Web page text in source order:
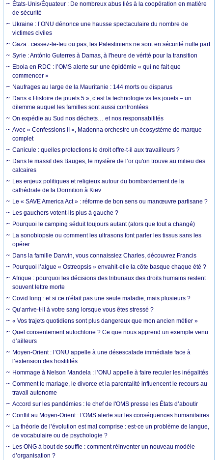
États-Unis/Équateur : De nombreux abus liés à la coopération en matière
de sécurité
Ukraine : l’ONU dénonce une hausse spectaculaire du nombre de
victimes civiles
Gaza : cessez-le-feu ou pas, les Palestiniens ne sont en sécurité nulle part
Syrie : António Guterres à Damas, à l'heure de vérité pour la transition
Ebola en RDC : l’OMS alerte sur une épidémie « qui ne fait que
commencer »
Naufrages au large de la Mauritanie : 144 morts ou disparus
Dans « Histoire de jouets 5 », c’est la technologie vs les jouets – un
dilemme auquel les familles sont aussi confrontées
On expédie au Sud nos déchets… et nos responsabilités
Avec « Confessions II », Madonna orchestre un écosystème de marque
complet
Canicule : quelles protections le droit offre-t-il aux travailleurs ?
Dans le massif des Bauges, le mystère de l’or qu'on trouve au milieu des
calcaires
Les enjeux politiques et religieux autour du bombardement de la
cathédrale de la Dormition à Kiev
Le « SAVE America Act » : réforme de bon sens ou manœuvre partisane ?
Les gauchers votent-ils plus à gauche ?
Pourquoi le camping séduit toujours autant (alors que tout a changé)
La sonobiopsie ou comment les ultrasons font parler les tissus sans les
opérer
Dans la famille Darwin, vous connaissiez Charles, découvrez Francis
Pourquoi l’algue « Ostreopsis » envahit-elle la côte basque chaque été ?
Afrique : pourquoi les décisions des tribunaux des droits humains restent
souvent lettre morte
Covid long : et si ce n'était pas une seule maladie, mais plusieurs ?
Qu’arrive-t-il à votre sang lorsque vous êtes stressé ?
« Vos trajets quotidiens sont plus dangereux que mon ancien métier »
Quel consentement autochtone ? Ce que nous apprend un exemple venu
d’ailleurs
Moyen-Orient : l’ONU appelle à une désescalade immédiate face à
l’extension des hostilités
Hommage à Nelson Mandela : l’ONU appelle à faire reculer les inégalités
Comment le mariage, le divorce et la parentalité influencent le recours au
travail autonome
Accord sur les pandémies : le chef de l'OMS presse les États d’aboutir
Conflit au Moyen-Orient : l’OMS alerte sur les conséquences humanitaires
La théorie de l’évolution est mal comprise : est-ce un problème de langue,
de vocabulaire ou de psychologie ?
Les ONG à bout de souffle : comment réinventer un nouveau modèle
d’organisation ?